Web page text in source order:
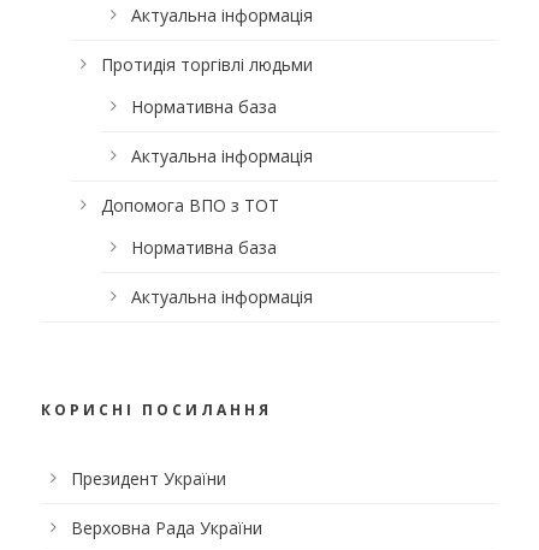
Актуальна інформація
Протидія торгівлі людьми
Нормативна база
Актуальна інформація
Допомога ВПО з ТОТ
Нормативна база
Актуальна інформація
КОРИСНІ ПОСИЛАННЯ
Президент України
Верховна Рада України